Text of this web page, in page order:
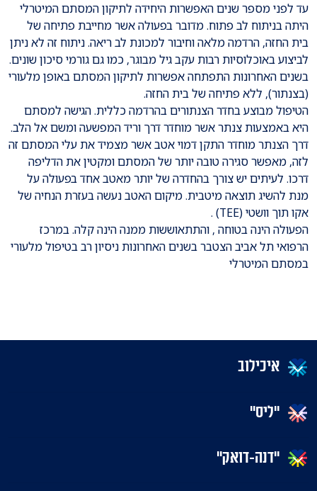
עד לפני מספר שנים האפשרות היחידה לתיקון המסתם המיטרלי
היתה בניתוח לב פתוח. מדובר בפעולה אשר מחייבת פתיחה של
בית החזה, הרדמה מלאה וחיבור למכונת לב ריאה. ניתוח זה לא ניתן
לביצוע באוכלוסיות רבות עקב גיל מבוגר, כמו גם גורמי סיכון שונים.
בשנים האחרונות התפתחה אפשרות לתיקון המסתם באופן מלעורי
(בצנתור), ללא פתיחה של בית החזה.
הטיפול מבוצע בחדר הצנתורים בהרדמה כללית. הגישה למסתם
היא באמצעות צנתר אשר מוחדר דרך וריד המפשעה ומשם אל הלב.
דרך הצנתר מוחדר התקן דמוי אטב אשר מצמיד את עלי המסתם זה
לזה, מאפשר סגירה טובה יותר של המסתם ומקטין את הדליפה
דרכו. לעיתים יש צורך בהחדרה של יותר מאטב אחד בפעולה על
מנת להשיג תוצאה מיטבית. מיקום האטב נעשה בעזרת הנחיה של
אקו תוך וושטי (TEE) .
הפעולה הינה בטוחה , והתתאוששות ממנה הינה קלה. במרכז
הרפואי תל אביב הצטבר בשנים האחרונות ניסיון רב בטיפול מלעורי
במסתם המיטרלי
איכילוב
"ליס"
"דנה-דואק"